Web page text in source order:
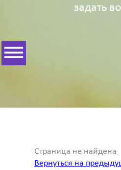
задать
Страница не найдена
Вернуться на